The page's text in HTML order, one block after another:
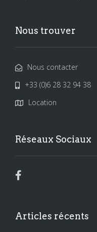
Nous trouver
Nous contacter
+33 (0)6 28 32 94 38
Location
Réseaux Sociaux
Articles récents